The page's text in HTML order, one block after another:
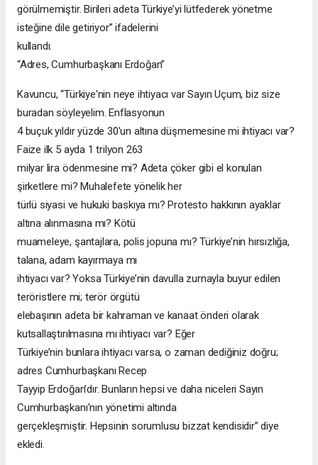
görülmemiştir. Birileri adeta Türkiye’yi lütfederek yönetme
isteğine dile getiriyor” ifadelerini
kullandı.
“Adres, Cumhurbaşkanı Erdoğan”
Kavuncu, “Türkiye'nin neye ihtiyacı var Sayın Uçum, biz size
buradan söyleyelim. Enflasyonun
4 buçuk yıldır yüzde 30'un altına düşmemesine mi ihtiyacı var?
Faize ilk 5 ayda 1 trilyon 263
milyar lira ödenmesine mi? Adeta çöker gibi el konulan
şirketlere mi? Muhalefete yönelik her
türlü siyasi ve hukuki baskıya mı? Protesto hakkının ayaklar
altına alınmasına mı? Kötü
muameleye, şantajlara, polis jopuna mı? Türkiye’nin hırsızlığa,
talana, adam kayırmaya mı
ihtiyacı var? Yoksa Türkiye’nin davulla zurnayla buyur edilen
teröristlere mi; terör örgütü
elebaşının adeta bir kahraman ve kanaat önderi olarak
kutsallaştırılmasına mı ihtiyacı var? Eğer
Türkiye’nin bunlara ihtiyacı varsa, o zaman dediğiniz doğru;
adres Cumhurbaşkanı Recep
Tayyip Erdoğan’dır. Bunların hepsi ve daha niceleri Sayın
Cumhurbaşkanı'nın yönetimi altında
gerçekleşmiştir. Hepsinin sorumlusu bizzat kendisidir” diye
ekledi.